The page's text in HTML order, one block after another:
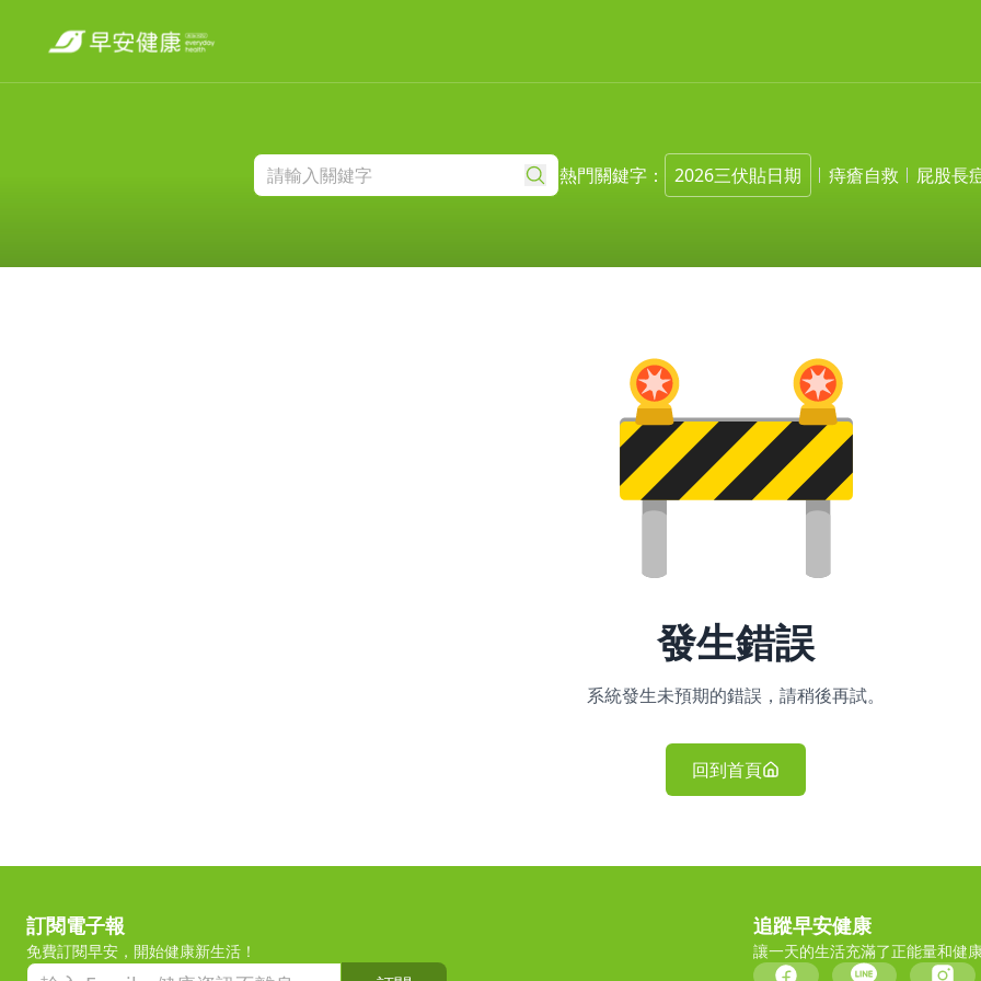
熱門關鍵字： 2026三伏貼日期 痔瘡自救 屁股長
發生錯誤
系統發生未預期的錯誤，請稍後再試。
回到首頁
訂閱電子報
免費訂閱早安，開始健康新生活！
追蹤早安健康
讓一天的生活充滿了正能量和健